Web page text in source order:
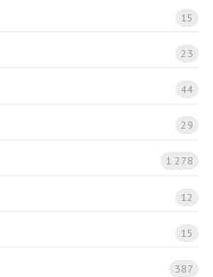
15
23
44
29
1 278
12
15
387